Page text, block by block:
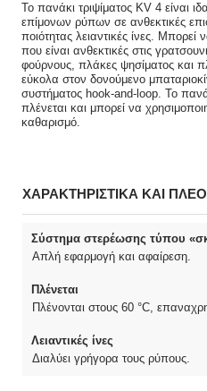
Το πανάκι τριψίματος KV 4 είναι
επίμονων ρύπων σε ανθεκτικές
ποιότητας λειαντικές ίνες. Μπορεί
που είναι ανθεκτικές στις
φούρνους, πλάκες ψησίματος και
εύκολα στον δονούμενο
συστήματος hook-and-loop. Το
πλένεται και μπορεί να
καθαρισμό.
ΧΑΡΑΚΤΗΡΙΣΤΙΚΑ ΚΑΙ
Σύστημα στερέωσης τύπου
Απλή εφαρμογή και αφαίρεση.
Πλένεται
Πλένονται στους 60 °C,
Λειαντικές ίνες
Διαλύει γρήγορα τους ρύπους.